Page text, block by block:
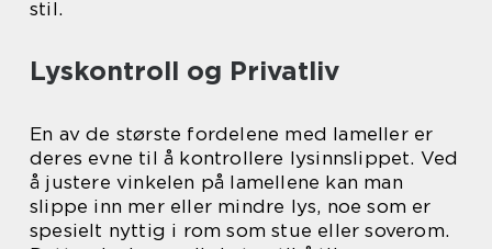
stil.
Lyskontroll og Privatliv
En av de største fordelene med lameller er
deres evne til å kontrollere lysinnslippet. Ved
å justere vinkelen på lamellene kan man
slippe inn mer eller mindre lys, noe som er
spesielt nyttig i rom som stue eller soverom.